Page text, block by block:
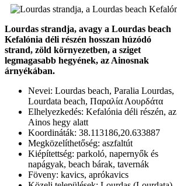
Lourdas strandja, avagy a Lourdas beach
Kefalónia déli részén hosszan húzódó
strand, zöld környezetben, a sziget
legmagasabb hegyének, az Ainosnak
árnyékában.
Nevei: Lourdas beach, Paralia Lourdas,
Lourdata beach, Παραλία Λουρδάτα
Elhelyezkedés: Kefalónia déli részén, az
Ainos hegy alatt
Koordináták: 38.113186,20.633887
Megközelíthetőség: aszfaltút
Kiépítettség: parkoló, napernyők és
napágyak, beach bárak, tavernák
Föveny: kavics, aprókavics